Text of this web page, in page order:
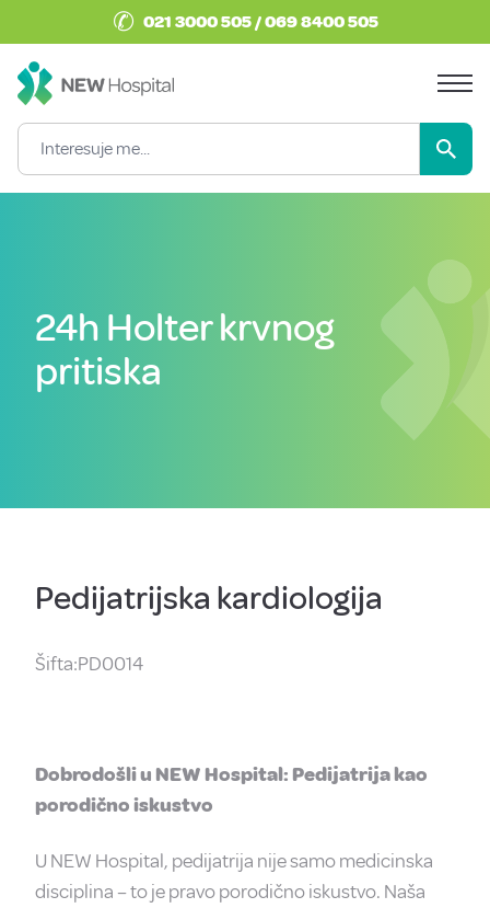
✆ 021 3000 505 / 069 8400 505
24h Holter krvnog
pritiska
Pedijatrijska kardiologija
Šifta:PD0014
Dobrodošli u NEW Hospital: Pedijatrija kao
porodično iskustvo
U NEW Hospital, pedijatrija nije samo medicinska
disciplina – to je pravo porodično iskustvo. Naša